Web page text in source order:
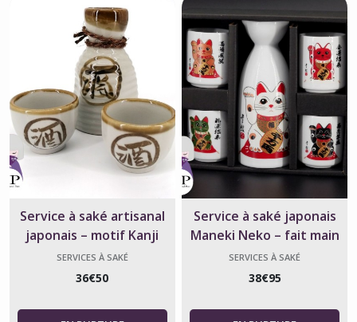
Service à saké artisanal
japonais – motif Kanji
SERVICES À SAKÉ
36€50
Service à saké japonais
Maneki Neko – fait main
en céramique
SERVICES À SAKÉ
38€95